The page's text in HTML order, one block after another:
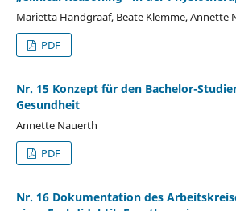
Marietta Handgraaf, Beate Klemme, Annette
PDF
Nr. 15 Konzept für den Bachelor-
Gesundheit
Annette Nauerth
PDF
Nr. 16 Dokumentation des